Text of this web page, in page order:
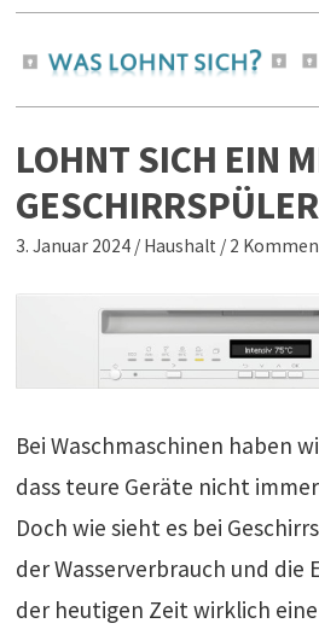
LOHNT SICH EIN
3. Januar 2024 / Haushalt / 2
Bei Waschmaschinen haben
dass teure Geräte nicht
Doch wie sieht es bei
der Wasserverbrauch und die
der heutigen Zeit wirklich